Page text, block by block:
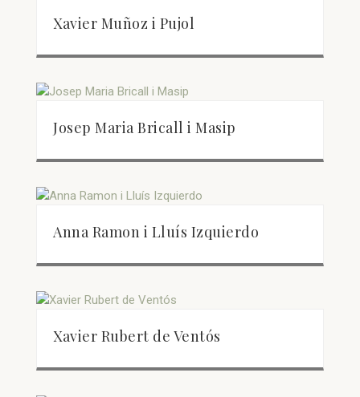
Xavier Muñoz i Pujol
Josep Maria Bricall i Masip
Anna Ramon i Lluís Izquierdo
Xavier Rubert de Ventós